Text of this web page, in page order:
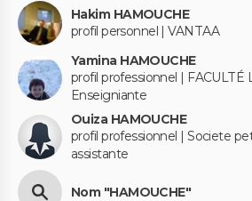
Hakim HAMOUCHE
profil personnel | VANTAA
Yamina HAMOUCHE
profil professionnel | FACULTÉ
Enseigniante
Ouiza HAMOUCHE
profil professionnel | Societe
assistante
Nom "HAMOUCHE"